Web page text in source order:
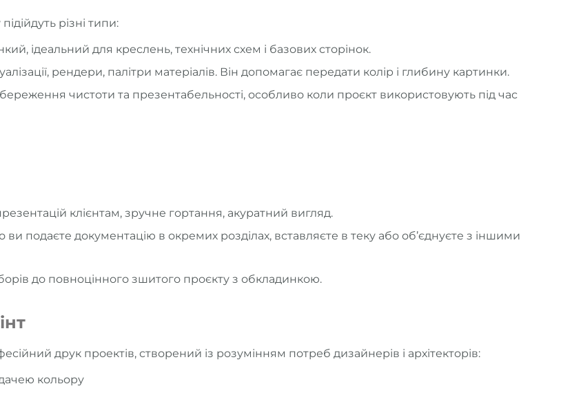
різні типи:
ідеальний для креслень, технічних схем і базових сторінок.
рендери, палітри матеріалів. Він допомагає передати колір і глибину картинки.
чистоти та презентабельності, особливо коли проєкт використовують під час
клієнтам, зручне гортання, акуратний вигляд.
подаєте документацію в окремих розділах, вставляєте в теку або об’єднуєте з іншими
до повноцінного зшитого проєкту з обкладинкою.
друк проектів, створений із розумінням потреб дизайнерів і архітекторів:
кольору